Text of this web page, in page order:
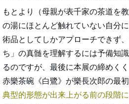
もとより（母親が表千家の茶道を
の湯にほとんど触れていない自分
術品としてしかアプローチできず
ち」の真髄を理解するには予備知
るのですが、最後に本展の締めく
赤樂茶碗《白鷺》が樂長次郎の最
典型的形態が出来上がる前の段階